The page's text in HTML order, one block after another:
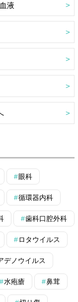
液
眼科
循環器内科
歯科口腔外科
ロタウイルス
デノウイルス
水疱瘡 鼻茸